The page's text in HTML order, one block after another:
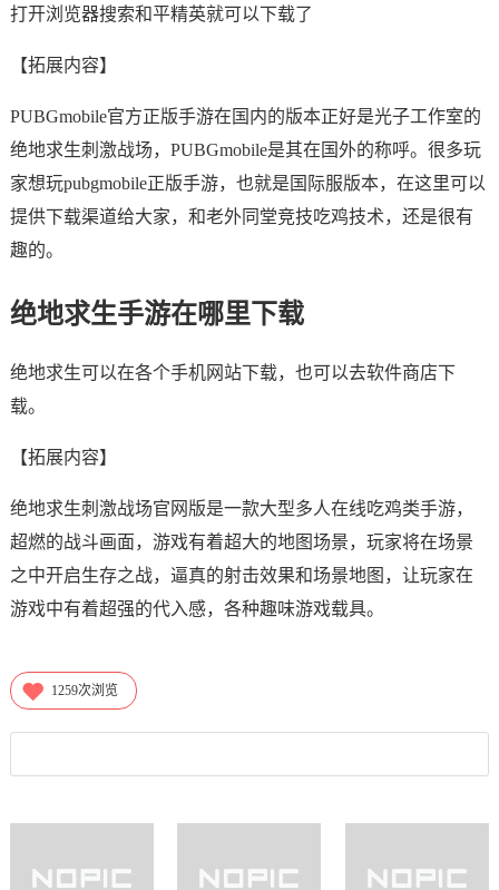
打开浏览器搜索和平精英就可以下载了
【拓展内容】
PUBGmobile官方正版手游在国内的版本正好是光子工作室的
绝地求生刺激战场，PUBGmobile是其在国外的称呼。很多玩
家想玩pubgmobile正版手游，也就是国际服版本，在这里可以
提供下载渠道给大家，和老外同堂竞技吃鸡技术，还是很有
趣的。
绝地求生手游在哪里下载
绝地求生可以在各个手机网站下载，也可以去软件商店下
载。
【拓展内容】
绝地求生刺激战场官网版是一款大型多人在线吃鸡类手游，
超燃的战斗画面，游戏有着超大的地图场景，玩家将在场景
之中开启生存之战，逼真的射击效果和场景地图，让玩家在
游戏中有着超强的代入感，各种趣味游戏载具。
1259次浏览